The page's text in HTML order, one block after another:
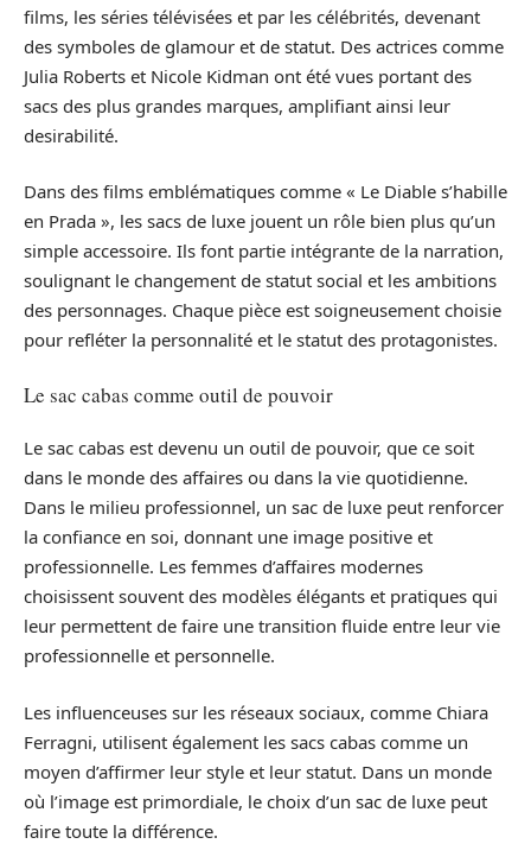
films, les séries télévisées et par les célébrités, devenant
des symboles de glamour et de statut. Des actrices comme
Julia Roberts et Nicole Kidman ont été vues portant des
sacs des plus grandes marques, amplifiant ainsi leur
desirabilité.
Dans des films emblématiques comme « Le Diable s’habille
en Prada », les sacs de luxe jouent un rôle bien plus qu’un
simple accessoire. Ils font partie intégrante de la narration,
soulignant le changement de statut social et les ambitions
des personnages. Chaque pièce est soigneusement choisie
pour refléter la personnalité et le statut des protagonistes.
Le sac cabas comme outil de pouvoir
Le sac cabas est devenu un outil de pouvoir, que ce soit
dans le monde des affaires ou dans la vie quotidienne.
Dans le milieu professionnel, un sac de luxe peut renforcer
la confiance en soi, donnant une image positive et
professionnelle. Les femmes d’affaires modernes
choisissent souvent des modèles élégants et pratiques qui
leur permettent de faire une transition fluide entre leur vie
professionnelle et personnelle.
Les influenceuses sur les réseaux sociaux, comme Chiara
Ferragni, utilisent également les sacs cabas comme un
moyen d’affirmer leur style et leur statut. Dans un monde
où l’image est primordiale, le choix d’un sac de luxe peut
faire toute la différence.